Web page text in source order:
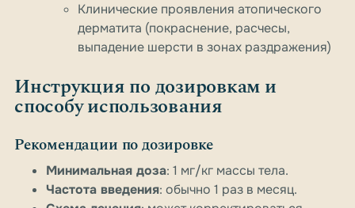
Клинические проявления атопического
дерматита (покраснение, расчесы,
выпадение шерсти в зонах раздражения)
Инструкция по дозировкам и
способу использования
Рекомендации по дозировке
Минимальная доза: 1 мг/кг массы тела.
Частота введения: обычно 1 раз в месяц.